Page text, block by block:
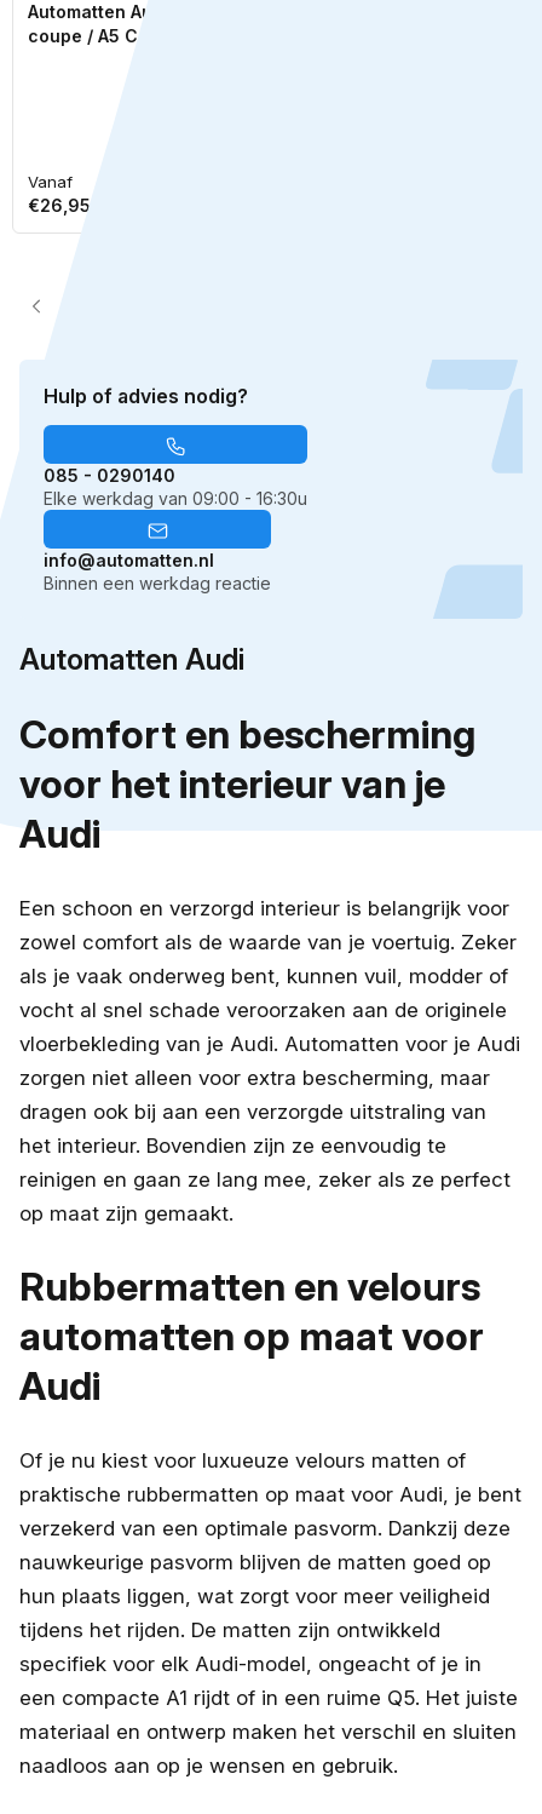
Hulp of advies nodig?
085 - 0290140
Elke werkdag van 09:00 - 16:30u
info@automatten.nl
Binnen een werkdag reactie
Automatten Audi A5
coupe / A5 Cabriolet
Normale
prijs
Vanaf
€26,95
Automatten Audi
Comfort en bescherming
voor het interieur van je
Audi
Een schoon en verzorgd interieur is belangrijk voor
zowel comfort als de waarde van je voertuig. Zeker
als je vaak onderweg bent, kunnen vuil, modder of
vocht al snel schade veroorzaken aan de originele
vloerbekleding van je Audi. Automatten voor je Audi
zorgen niet alleen voor extra bescherming, maar
dragen ook bij aan een verzorgde uitstraling van
het interieur. Bovendien zijn ze eenvoudig te
reinigen en gaan ze lang mee, zeker als ze perfect
op maat zijn gemaakt.
Rubbermatten en velours
automatten op maat voor
Audi
Of je nu kiest voor luxueuze velours matten of
praktische rubbermatten op maat voor Audi, je bent
verzekerd van een optimale pasvorm. Dankzij deze
nauwkeurige pasvorm blijven de matten goed op
hun plaats liggen, wat zorgt voor meer veiligheid
tijdens het rijden. De matten zijn ontwikkeld
specifiek voor elk Audi-model, ongeacht of je in
een compacte A1 rijdt of in een ruime Q5. Het juiste
materiaal en ontwerp maken het verschil en sluiten
naadloos aan op je wensen en gebruik.